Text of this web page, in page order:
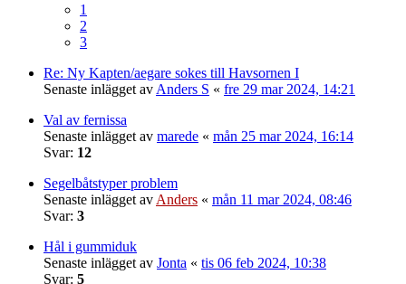
1
2
3
Re: Ny Kapten/aegare sokes till Havsornen I
Senaste inlägget av Anders S « fre 29 mar 2024, 14:21
Val av fernissa
Senaste inlägget av marede « mån 25 mar 2024, 16:14
Svar: 12
Segelbåtstyper problem
Senaste inlägget av Anders « mån 11 mar 2024, 08:46
Svar: 3
Hål i gummiduk
Senaste inlägget av Jonta « tis 06 feb 2024, 10:38
Svar: 5